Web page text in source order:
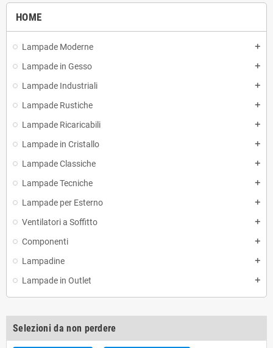
HOME
Lampade Moderne add
Lampade in Gesso add
Lampade Industriali add
Lampade Rustiche add
Lampade Ricaricabili add
Lampade in Cristallo add
Lampade Classiche add
Lampade Tecniche add
Lampade per Esterno add
Ventilatori a Soffitto add
Componenti add
Lampadine add
Lampade in Outlet add
Selezioni da non perdere